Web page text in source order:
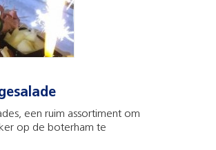
een ruim assortiment om
op de boterham te